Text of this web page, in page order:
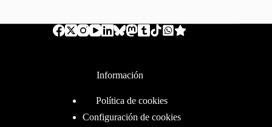
Información
Política de cookies
Configuración de cookies